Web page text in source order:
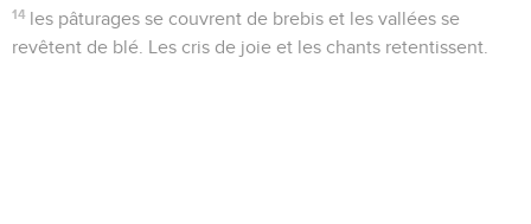
14 les pâturages se couvrent de brebis et les vallées se
revêtent de blé. Les cris de joie et les chants retentissent.